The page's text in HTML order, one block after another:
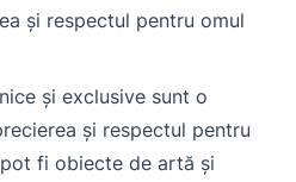
și respectul pentru omul
și exclusive sunt o
și respectul pentru
fi obiecte de artă și